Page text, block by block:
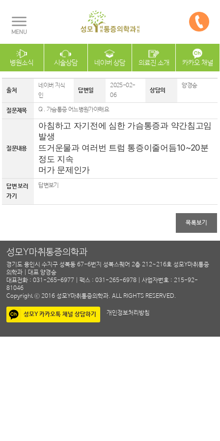
병원소식 시술상담 네이버 상담 의료진 소개 카카오 채널
출처
네이버 지식
인
답변일
2025-02-
06
상담의
양경승
질문제목 Q . 가슴통증 어느병원가야해요
질문내용
아침하고 자기전에 심한 가슴통증과 약간침고임
발생
뜨거운물과 여러번 트럼 통증이줄어듬10~20분
정도 지속
머가 문제인가
답변 보러
가기
답변보기
목록보기
성모Y마취통증의학과
경기도 용인시 수지구 성복동 67-6번지 성복스퀘어 2층 212~216호 성모Y마취통증
의학과 | 대표 양경승
대표전화 : 031-265-6977 | 팩스 : 031-265-6978 | 사업자번호 : 215-92-
81046
Copyright ⓒ 2016 성모Y마취통증의학과. ALL RIGHTS RESERVED.
성모Y 카카오톡 채널 상담하기 개인정보처리방침